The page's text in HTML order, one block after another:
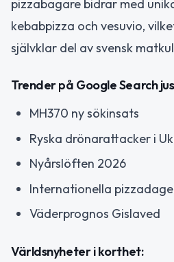
pizzabagare bidrar med
kebabpizza och vesuvio,
självklar del av svensk
Trender på Google Search
MH370 ny sökinsats
Ryska drönarattacker i
Nyårslöften 2026
Internationella
Väderprognos Gislaved
Världsnyheter i korthet: